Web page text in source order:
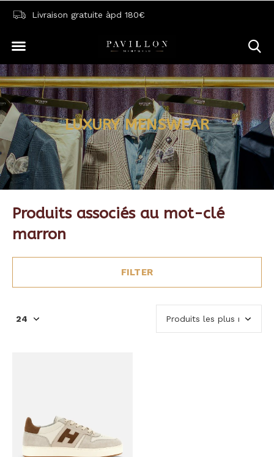
Livraison gratuite àpd 180€
LUXURY MENSWEAR
Produits associés au mot-clé
marron
FILTER